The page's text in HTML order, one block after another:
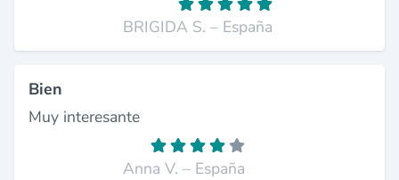
BRIGIDA S. – España
Bien
Muy interesante
Anna V. – España